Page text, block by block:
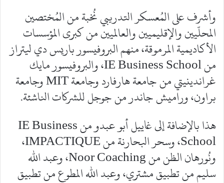
وأشرف على المُعسكر التدريبي نُخبة من المُختصين
المحلّيين والإقليميين والعالميين من كبرى المؤسسات
الأكاديمية المرموقة، منهم البروفيسور باريس دي ليتراز
من IE Business School، والبروفيسور مايك
غراندينيتي من جامعة هارفارد وجامعة MIT وجامعة
براون، وراميش جاندر من جوجل للشركات الناشئة.
هذا بالإضافة إلى غاييل أبو عبدو من IE Business
School، وسحر البحارنة من IMPACTIQUE،
ونُورهان الظن من Noor Coaching، وعبد الله
سليم من تطبيق مشتري، وعبد الله المطوع من تطبيق